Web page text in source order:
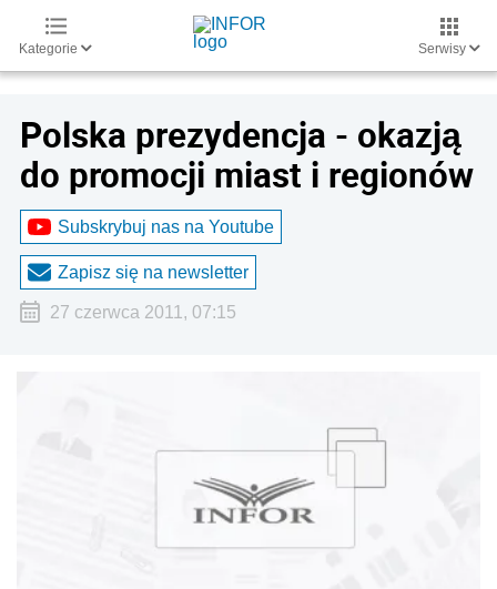
Kategorie Serwisy
Polska prezydencja - okazją
do promocji miast i regionów
Subskrybuj nas na Youtube
Zapisz się na newsletter
27 czerwca 2011, 07:15